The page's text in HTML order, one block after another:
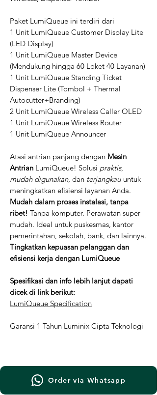
Paket LumiQueue ini terdiri dari
1 Unit LumiQueue Customer Display Lite
(LED Display)
1 Unit LumiQueue Master Device
(Mendukung hingga 60 Loket 40 Layanan)
1 Unit LumiQueue Standing Ticket
Dispenser Lite (Tombol + Thermal
Autocutter+Branding)
2 Unit LumiQueue Wireless Caller OLED
1 Unit LumiQueue Wireless Router
1 Unit LumiQueue Announcer
Atasi antrian panjang dengan Mesin
Antrian LumiQueue! Solusi praktis,
mudah digunakan, dan terjangkau untuk
meningkatkan efisiensi layanan Anda.
Mudah dalam proses instalasi, tanpa
ribet! Tanpa komputer. Perawatan super
mudah. Ideal untuk puskesmas, kantor
pemerintahan, sekolah, bank, dan lainnya.
Tingkatkan kepuasan pelanggan dan
efisiensi kerja dengan LumiQueue
Spesifikasi dan info lebih lanjut dapati
dicek di link berikut:
LumiQueue Specification
Garansi 1 Tahun Luminix Cipta Teknologi
Order via Whatsapp